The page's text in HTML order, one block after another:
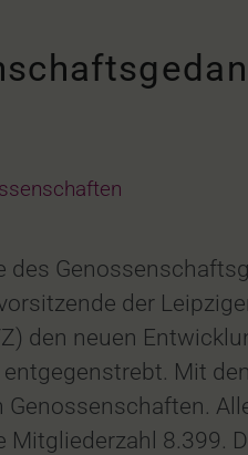
des
der
den neuen
Mit
8.399.